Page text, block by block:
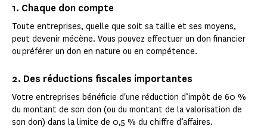
1. Chaque don compte
Toute entreprises, quelle que soit sa taille et ses moyens,
peut devenir mécène. Vous pouvez effectuer un don financier
ou préférer un don en nature ou en compétence.
2. Des réductions fiscales importantes
Votre entreprises bénéficie d'une réduction d’impôt de 60 %
du montant de son don (ou du montant de la valorisation de
son don) dans la limite de 0,5 % du chiffre d’affaires.